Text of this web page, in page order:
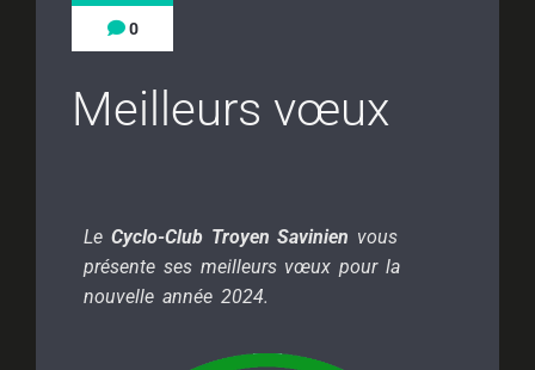
0
Meilleurs vœux
Le Cyclo-Club Troyen Savinien vous
présente ses meilleurs vœux pour la
nouvelle année 2024.